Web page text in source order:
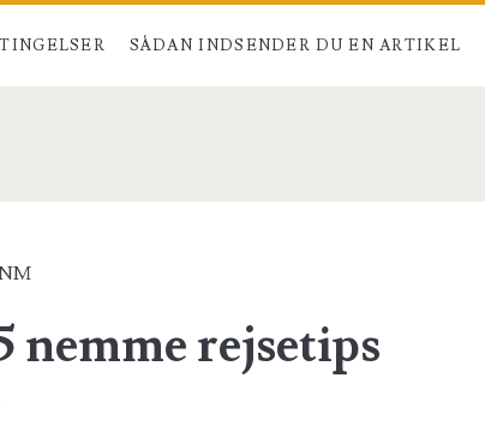
SÅDAN INDSENDER DU EN ARTIKEL
nemme rejsetips